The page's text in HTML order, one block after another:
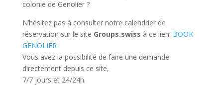
colonie de Genolier ?
N’hésitez pas à consulter notre calendrier de
réservation sur le site Groups.swiss à ce lien: BOOK
GENOLIER
Vous avez la possibilité de faire une demande
directement depuis ce site,
7/7 jours et 24/24h.